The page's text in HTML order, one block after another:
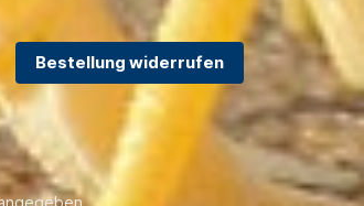
Bestellung widerrufen